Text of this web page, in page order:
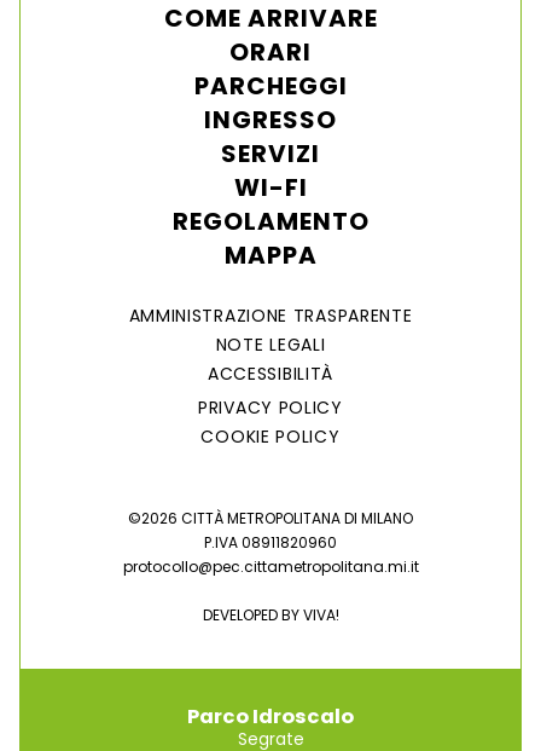
Parco Idroscalo
Segrate
COME ARRIVARE
ORARI
PARCHEGGI
INGRESSO
SERVIZI
WI-FI
REGOLAMENTO
MAPPA
AMMINISTRAZIONE TRASPARENTE
NOTE LEGALI
ACCESSIBILITÀ
PRIVACY POLICY
COOKIE POLICY
©2026 CITTÀ METROPOLITANA DI MILANO
P.IVA 08911820960
protocollo@pec.cittametropolitana.mi.it
DEVELOPED BYVIVA!